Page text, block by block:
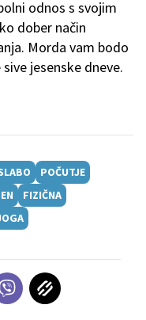
odnos s svojim
dober način
Morda vam bodo
jesenske dneve.
POČUTJE
FIZIČNA